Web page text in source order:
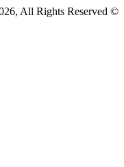
© Copyright 2026, All Rights Reserved |